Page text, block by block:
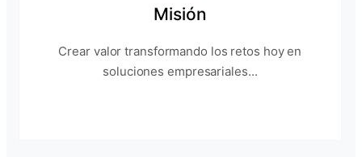
Misión
Crear valor transformando los retos hoy en
soluciones empresariales...